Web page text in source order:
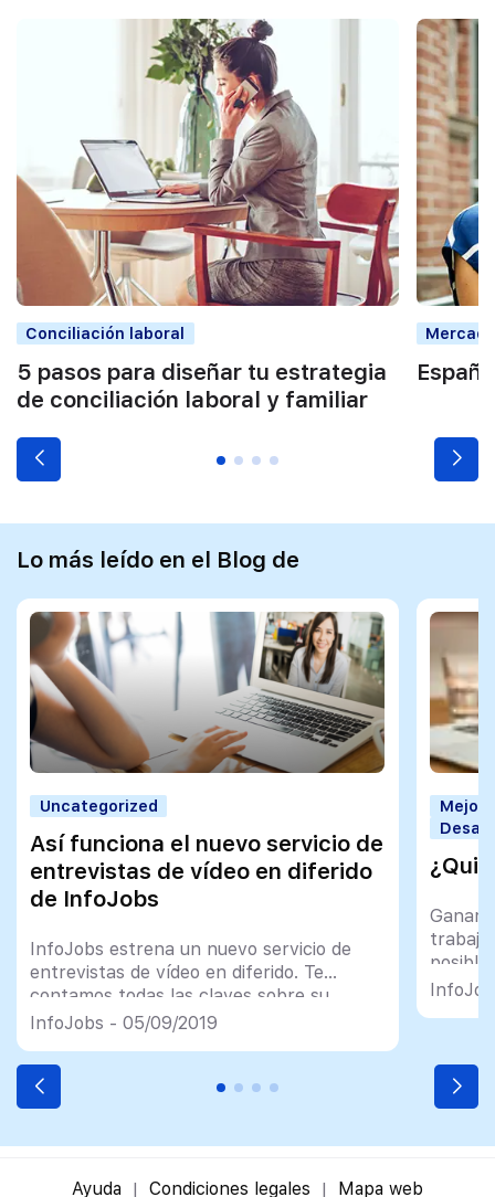
Conciliación laboral
5 pasos para diseñar tu estrategia
de conciliación laboral y familiar
Lo más leído en el Blog de
Uncategorized
Así funciona el nuevo servicio de
entrevistas de vídeo en diferido
de InfoJobs
InfoJobs estrena un nuevo servicio de
entrevistas de vídeo en diferido. Te
contamos todas las claves sobre su
funcionamiento.
InfoJobs - 05/09/2019
posible
Ayuda Condiciones legales Mapa web